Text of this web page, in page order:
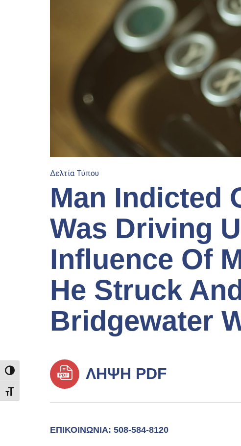
TOGGLE HIGH CONTRAST
TOGGLE FONT SIZE
Δελτία Τύπου
Man Indicted
Was Driving
Influence Of
He Struck
Bridgewater
ΛΉΨΗ PDF
ΕΠΙΚΟΙΝΩΝΊΑ: 508-584-8120